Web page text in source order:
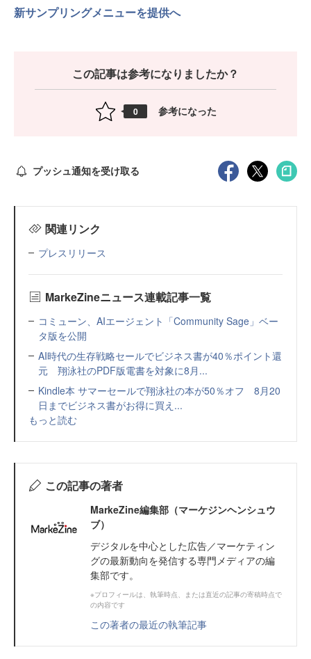
新サンプリングメニューを提供へ
この記事は参考になりましたか？
0 参考になった
プッシュ通知を受け取る
関連リンク
プレスリリース
MarkeZineニュース連載記事一覧
コミューン、AIエージェント「Community Sage」ベー
タ版を公開
AI時代の生存戦略セールでビジネス書が40％ポイント還
元 翔泳社のPDF版電書を対象に8月...
Kindle本 サマーセールで翔泳社の本が50％オフ 8月20
日までビジネス書がお得に買え...
もっと読む
この記事の著者
MarkeZine編集部（マーケジンヘンシュウ
ブ）
デジタルを中心とした広告／マーケティン
グの最新動向を発信する専門メディアの編
集部です。
※プロフィールは、執筆時点、または直近の記事の寄稿時点で
の内容です
この著者の最近の執筆記事